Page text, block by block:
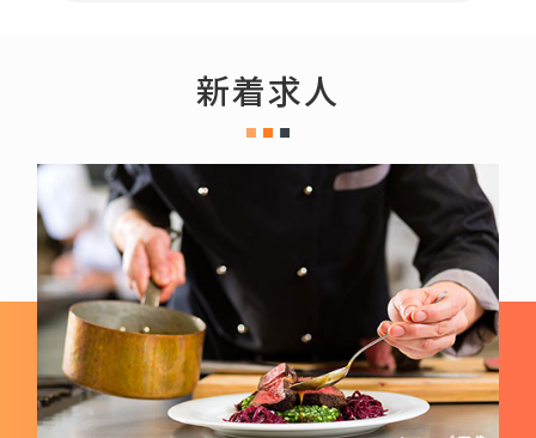
新着求人